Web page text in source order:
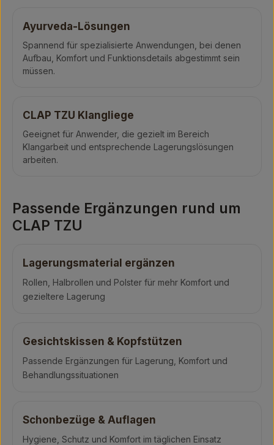
Ayurveda-Lösungen
Spannend für spezialisierte Anwendungen, bei denen
Aufbau, Komfort und Funktionsdetails abgestimmt sein
müssen.
CLAP TZU Klangliege
Geeignet für Anwender, die gezielt im Bereich
Klangarbeit und entsprechende Lagerungslösungen
arbeiten.
Passende Ergänzungen rund um
CLAP TZU
Lagerungsmaterial ergänzen
Rollen, Halbrollen und Polster für mehr Komfort und
gezieltere Lagerung
Gesichtskissen & Kopfstützen
Passende Ergänzungen für Lagerung, Komfort und
Behandlungssituationen
Schonbezüge & Auflagen
Hygiene, Schutz und Komfort im täglichen Einsatz